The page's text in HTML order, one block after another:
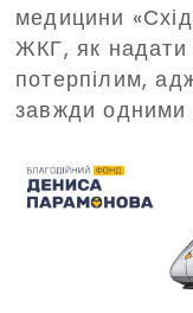
фондом
медицини
ЖКГ, як
потерпілим,
завжди